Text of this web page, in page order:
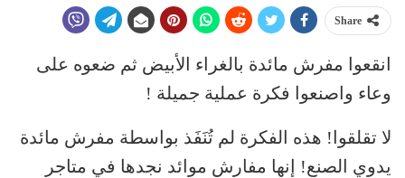
Share
انقعوا مفرش مائدة بالغراء الأبيض ثم ضعوه على
وعاء واصنعوا فكرة عملية جميلة !
لا تقلقوا! هذه الفكرة لم تُنَفَذ بواسطة مفرش مائدة
يدوي الصنع! إنها مفارش موائد نجدها في متاجر